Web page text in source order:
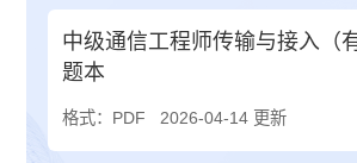
中级通信工程师传输与接入（
题本
格式：PDF 2026-04-14 更新